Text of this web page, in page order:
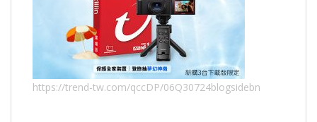
https://trend-tw.com/qccDP/06Q30724blogsidebn